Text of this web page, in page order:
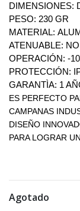
DIMENSIONES:
PESO: 230 GR
MATERIAL:
ATENUABLE: NO
OPERACIÓN: -10
PROTECCIÓN:
GARANTÌA: 1
ES PERFECTO
CAMPANAS
DISEÑO
PARA LOGRAR
Agotado